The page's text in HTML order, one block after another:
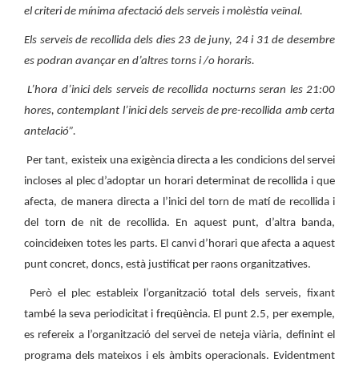
el criteri de mínima afectació dels serveis i molèstia veïnal.
Els serveis de recollida dels dies 23 de juny, 24 i 31 de desembre
es podran avançar en d’altres torns i /o horaris.
L’hora d’inici dels serveis de recollida nocturns seran les 21:00
hores, contemplant l’inici dels serveis de pre-recollida amb certa
antelació”.
Per tant, existeix una exigència directa a les condicions del servei
incloses al plec d’adoptar un horari determinat de recollida i que
afecta, de manera directa a l’inici del torn de matí de recollida i
del torn de nit de recollida. En aquest punt, d’altra banda,
coincideixen totes les parts. El canvi d’horari que afecta a aquest
punt concret, doncs, està justificat per raons organitzatives.
Però el plec estableix l’organització total dels serveis, fixant
també la seva periodicitat i freqüència. El punt 2.5, per exemple,
es refereix a l’organització del servei de neteja viària, definint el
programa dels mateixos i els àmbits operacionals. Evidentment